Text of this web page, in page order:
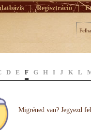
| Regisztráció |
D E F G H I J K L
Migréned van? Jegyezd